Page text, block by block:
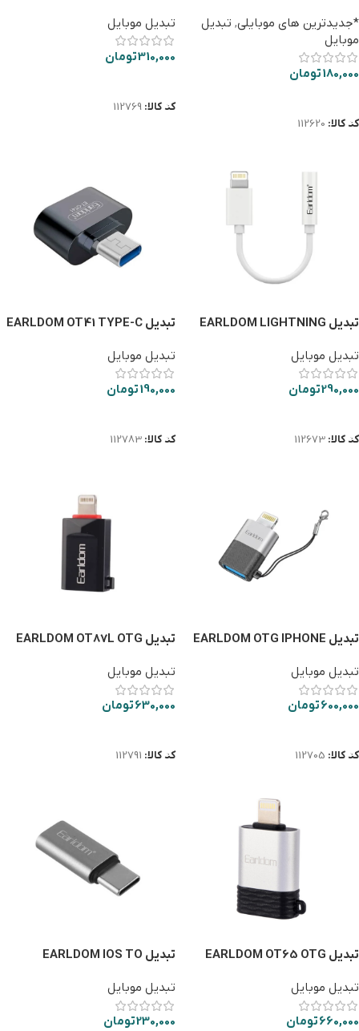
*جدیدترین های موبایلی, تبدیل
موبایل
180,000تومان
کد کالا: 112620
تبدیل موبایل
310,000تومان
کد کالا: 112769
تبدیل EARLDOM LIGHTNING
تبدیل موبایل
290,000تومان
کد کالا: 112673
تبدیل EARLDOM OT41 TYPE-C
تبدیل موبایل
190,000تومان
کد کالا: 112783
تبدیل EARLDOM OTG IPHONE
تبدیل موبایل
600,000تومان
کد کالا: 112705
تبدیل EARLDOM OT87L OTG
تبدیل موبایل
630,000تومان
کد کالا: 112791
تبدیل EARLDOM OT65 OTG
تبدیل موبایل
660,000تومان
تبدیل EARLDOM IOS TO
تبدیل موبایل
230,000تومان